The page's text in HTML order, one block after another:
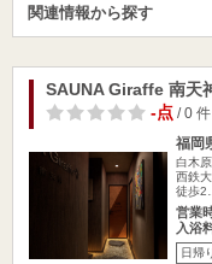
関連情報から探す
SAUNA Giraffe 南天
-点/ 0 件
福岡
白木
西鉄
徒歩2…
営業
入浴
日帰